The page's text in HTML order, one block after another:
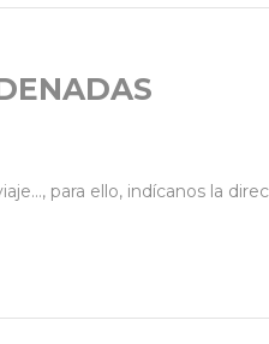
para ello, indícanos la